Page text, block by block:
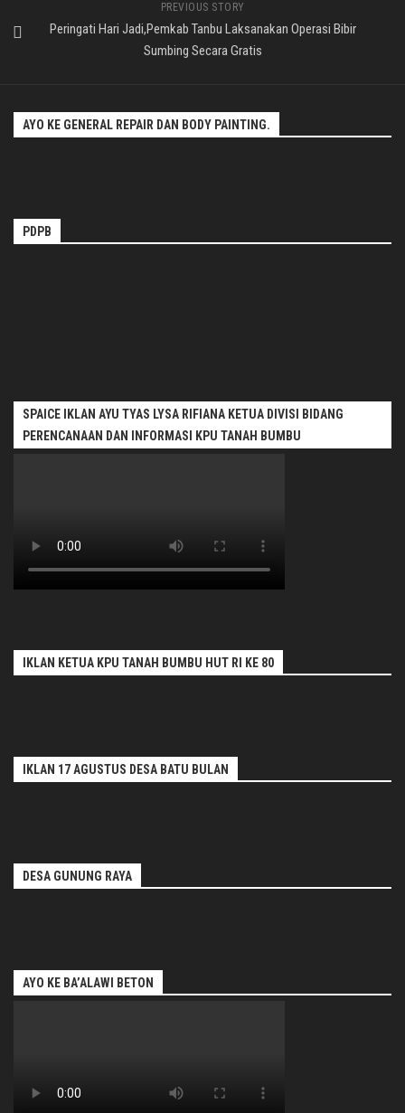
PREVIOUS STORY
Peringati Hari Jadi,Pemkab Tanbu Laksanakan Operasi Bibir
Sumbing Secara Gratis
AYO KE GENERAL REPAIR DAN BODY PAINTING.
PDPB
SPAICE IKLAN AYU TYAS LYSA RIFIANA KETUA DIVISI BIDANG
PERENCANAAN DAN INFORMASI KPU TANAH BUMBU
IKLAN KETUA KPU TANAH BUMBU HUT RI KE 80
IKLAN 17 AGUSTUS DESA BATU BULAN
DESA GUNUNG RAYA
AYO KE BA’ALAWI BETON